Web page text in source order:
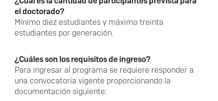
el doctorado?
Mínimo diez estudiantes y máximo treinta
estudiantes por generación.
¿Cuáles son los requisitos de ingreso?
Para ingresar al programa se requiere responder a
una convocatoria vigente proporcionando la
documentación siguiente: